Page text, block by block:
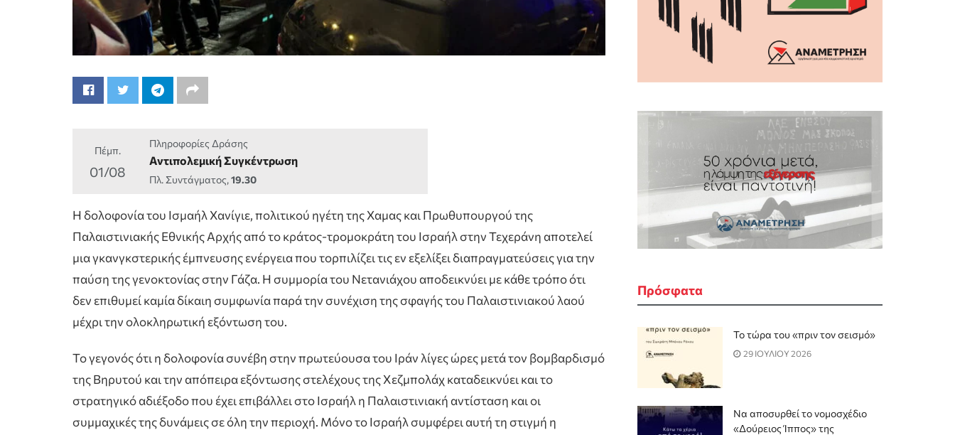
Πληροφορίες Δράσης
Πέμπ.
01/08
Αντιπολεμική Συγκέντρωση
Πλ. Συντάγματος,19.30
Η δολοφονία του Ισμαήλ Χανίγιε, πολιτικού ηγέτη της Χαμας και Πρωθυπουργού της
Παλαιστινιακής Εθνικής Αρχής από το κράτος-τρομοκράτη του Ισραήλ στην Τεχεράνη αποτελεί
μια γκανγκστερικής έμπνευσης ενέργεια που τορπιλίζει τις εν εξελίξει διαπραγματεύσεις για την
παύση της γενοκτονίας στην Γάζα. Η συμμορία του Νετανιάχου αποδεικνύει με κάθε τρόπο ότι
δεν επιθυμεί καμία δίκαιη συμφωνία παρά την συνέχιση της σφαγής του Παλαιστινιακού λαού
μέχρι την ολοκληρωτική εξόντωση του.
Το γεγονός ότι η δολοφονία συνέβη στην πρωτεύουσα του Ιράν λίγες ώρες μετά τον βομβαρδισμό
της Βηρυτού και την απόπειρα εξόντωσης στελέχους της Χεζμπολάχ καταδεικνύει και το
στρατηγικό αδιέξοδο που έχει επιβάλλει στο Ισραήλ η Παλαιστινιακή αντίσταση και οι
συμμαχικές της δυνάμεις σε όλη την περιοχή. Μόνο το Ισραήλ συμφέρει αυτή τη στιγμή η
Πρόσφατα
Το τώρα του «πριν τον σεισμό»
29 ΙΟΥΛΙΟΥ 2026
Να αποσυρθεί το νομοσχέδιο
«Δούρειος Ίππος» της